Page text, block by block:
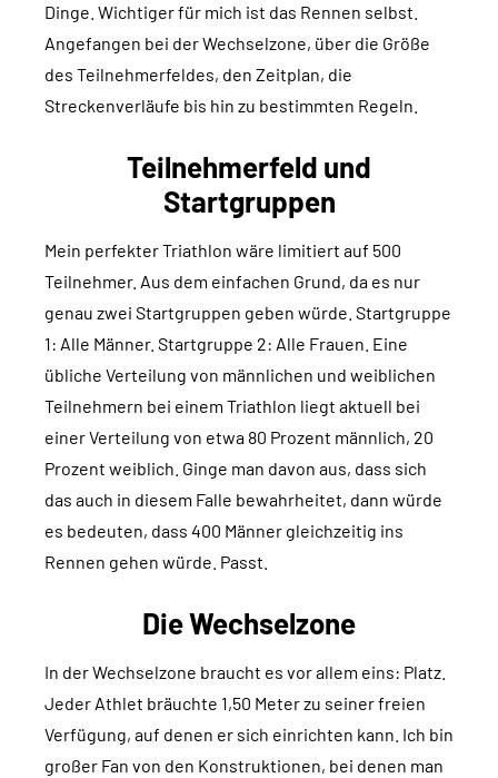
Dinge. Wichtiger für mich ist das Rennen selbst.
Angefangen bei der Wechselzone, über die Größe
des Teilnehmerfeldes, den Zeitplan, die
Streckenverläufe bis hin zu bestimmten Regeln.
Teilnehmerfeld und
Startgruppen
Mein perfekter Triathlon wäre limitiert auf 500
Teilnehmer. Aus dem einfachen Grund, da es nur
genau zwei Startgruppen geben würde. Startgruppe
1: Alle Männer. Startgruppe 2: Alle Frauen. Eine
übliche Verteilung von männlichen und weiblichen
Teilnehmern bei einem Triathlon liegt aktuell bei
einer Verteilung von etwa 80 Prozent männlich, 20
Prozent weiblich. Ginge man davon aus, dass sich
das auch in diesem Falle bewahrheitet, dann würde
es bedeuten, dass 400 Männer gleichzeitig ins
Rennen gehen würde. Passt.
Die Wechselzone
In der Wechselzone braucht es vor allem eins: Platz.
Jeder Athlet bräuchte 1,50 Meter zu seiner freien
Verfügung, auf denen er sich einrichten kann. Ich bin
großer Fan von den Konstruktionen, bei denen man